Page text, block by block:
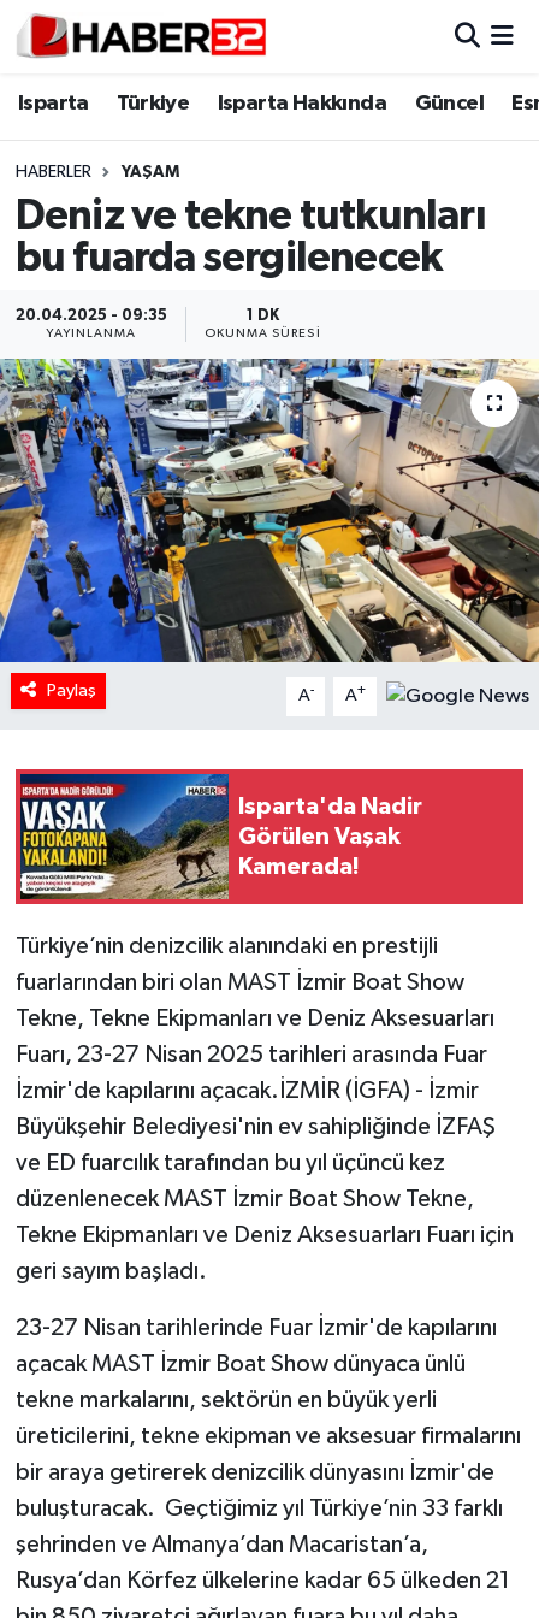
Isparta Türkiye Isparta Hakkında Güncel
HABERLER YAŞAM
Deniz ve tekne tutkunları
bu fuarda sergilenecek
20.04.2025 - 09:35
YAYINLANMA
1 DK
OKUNMA SÜRESI
Paylaş A- A+
Isparta'da Nadir
Görülen Vaşak
Kamerada!
Türkiye’nin denizcilik alanındaki en prestijli
fuarlarından biri olan MAST İzmir Boat Show
Tekne, Tekne Ekipmanları ve Deniz Aksesuarları
Fuarı, 23-27 Nisan 2025 tarihleri arasında Fuar
İzmir'de kapılarını açacak.İZMİR (İGFA) - İzmir
Büyükşehir Belediyesi'nin ev sahipliğinde İZFAŞ
ve ED fuarcılık tarafından bu yıl üçüncü kez
düzenlenecek MAST İzmir Boat Show Tekne,
Tekne Ekipmanları ve Deniz Aksesuarları Fuarı için
geri sayım başladı.
23-27 Nisan tarihlerinde Fuar İzmir'de kapılarını
açacak MAST İzmir Boat Show dünyaca ünlü
tekne markalarını, sektörün en büyük yerli
üreticilerini, tekne ekipman ve aksesuar firmalarını
bir araya getirerek denizcilik dünyasını İzmir'de
buluşturacak. Geçtiğimiz yıl Türkiye’nin 33 farklı
şehrinden ve Almanya’dan Macaristan’a,
Rusya’dan Körfez ülkelerine kadar 65 ülkeden 21
Isparta
Esnaf Diyor ki;
ASAYİŞ
BİLİM VE TEKNOLOJİ
EĞİTİM
GENEL
Güncel
HABERDE İNSAN
İlginç
KÜLTÜR SANAT
MAGAZİN
Oyun
POLİTİKA
RESMİ İLANLAR
SAĞLIK
Tarihi Yapılarımız
Teknoloji
Türkiye
Yerel
Künye
Isparta Nöbetçi Eczaneler
Isparta Trafik Yoğunluk Haritası
Süper Lig Puan Durumu ve Fikstür
Tüm Manşetler
Son Dakika Haberleri
Haber Arşivi